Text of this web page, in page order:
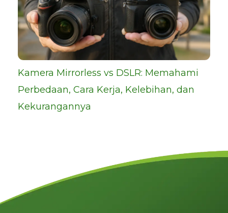
Kamera Mirrorless vs DSLR: Memahami
Perbedaan, Cara Kerja, Kelebihan, dan
Kekurangannya